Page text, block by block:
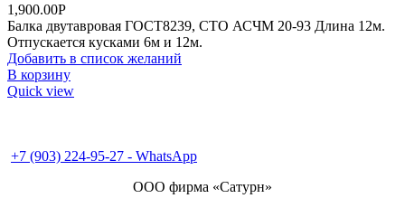
1,900.00Р
Балка двутавровая ГОСТ8239, СТО АСЧМ 20-93 Длина 12м.
Отпускается кусками 6м и 12м.
Добавить в список желаний
В корзину
Quick view
+7 (903) 224-95-27 - WhatsApp
ООО фирма «Сатурн»